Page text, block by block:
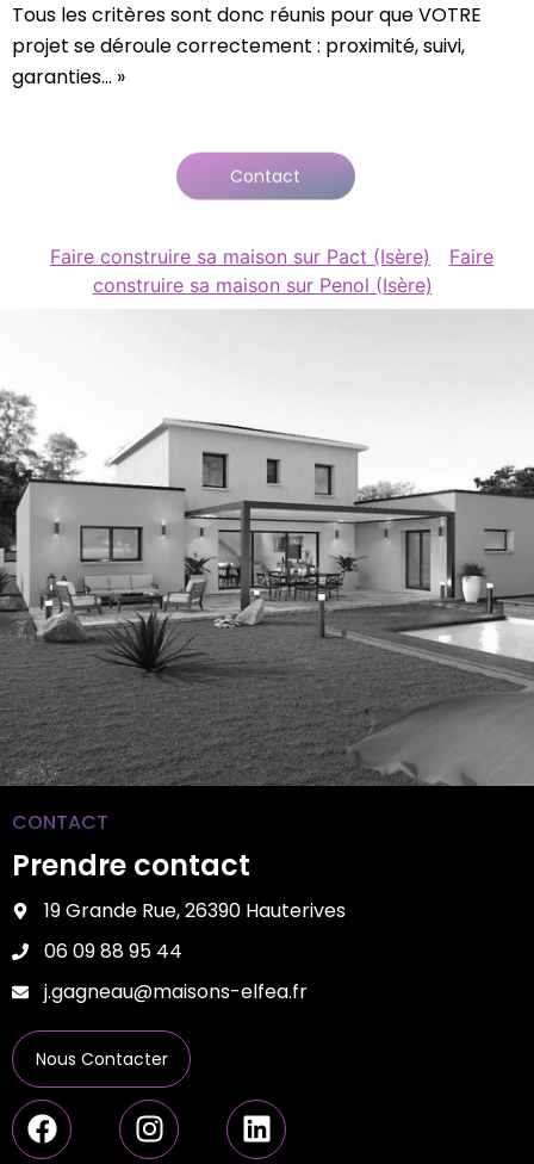
Tous les critères sont donc réunis pour que VOTRE
projet se déroule correctement : proximité, suivi,
garanties… »
Contact
Faire construire sa maison sur Pact (Isère)
Faire
construire sa maison sur Penol (Isère)
CONTACT
Prendre contact
19 Grande Rue, 26390 Hauterives
06 09 88 95 44
j.gagneau@maisons-elfea.fr
Nous Contacter